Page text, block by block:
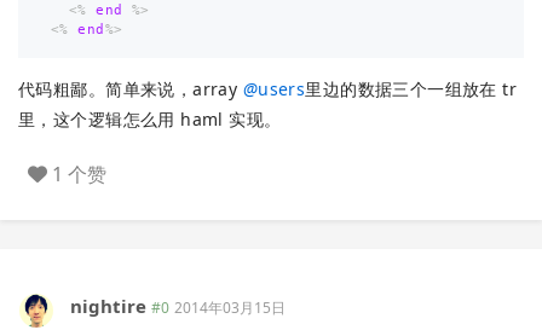
<%
end
%>
<%
end %>
代码粗鄙。简单来说，array @users里边的数据三个一组放在 tr
里，这个逻辑怎么用 haml 实现。
1 个赞
nightire #0 2014年03月15日